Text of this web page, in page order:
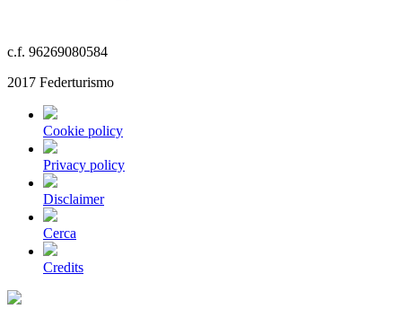
c.f. 96269080584
2017 Federturismo
Cookie policy
Privacy policy
Disclaimer
Cerca
Credits